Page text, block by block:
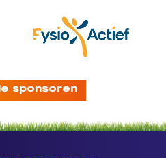
sponsoren